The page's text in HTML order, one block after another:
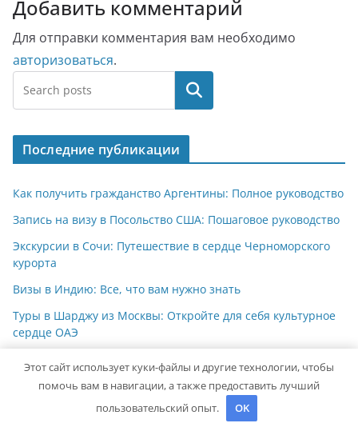
Добавить комментарий
Для отправки комментария вам необходимо
авторизоваться.
Поиск
Последние публикации
Как получить гражданство Аргентины: Полное руководство
Запись на визу в Посольство США: Пошаговое руководство
Экскурсии в Сочи: Путешествие в сердце Черноморского
курорта
Визы в Индию: Все, что вам нужно знать
Туры в Шарджу из Москвы: Откройте для себя культурное
сердце ОАЭ
Архив
Этот сайт использует куки-файлы и другие технологии, чтобы
помочь вам в навигации, а также предоставить лучший
пользовательский опыт.
OK